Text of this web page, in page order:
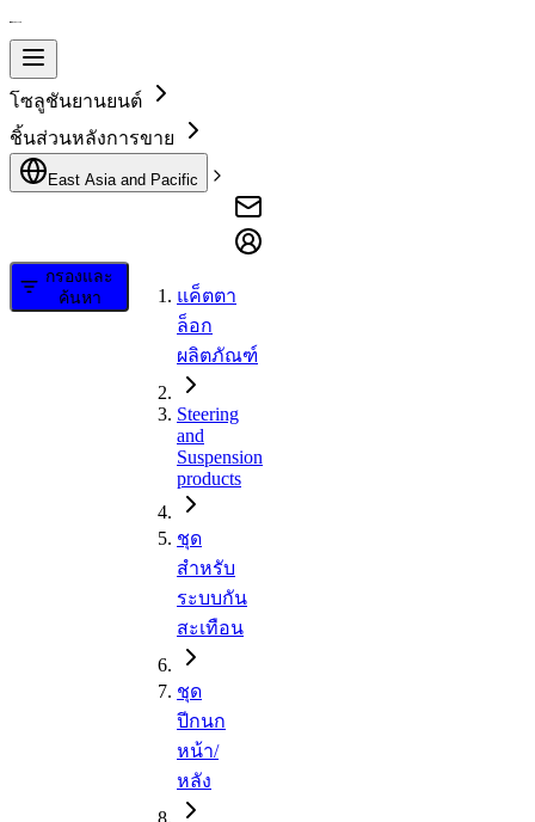
โซลูชันยานยนต์
ชิ้นส่วนหลังการขาย
East Asia and Pacific
กรองและ
ค้นหา
แค็ตตา
ล็อก
ผลิตภัณฑ์
Steering
and
Suspension
products
ชุด
สำหรับ
ระบบกัน
สะเทือน
ชุด
ปีกนก
หน้า/
หลัง